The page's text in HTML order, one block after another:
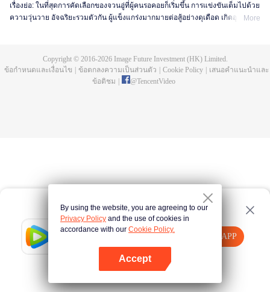
Tencent Video
เปิด APP
คลิกที่นี่ ลองใหม่อีกครั้ง
เรื่องย่อ: ในที่สุดการคัดเลือกของจวนอู่ที่ผู้คนรอคอยก็เริ่มขึ้น การแข่งขันเต็มไปด้วย
ความวุ่นวาย อัจฉริยะรวมตัวกัน ผู้แข็งแกร่งมากมายต่อสู้อย่างดุเดือด เกิดอุบัติเหตุ
การลอบสังหารที่ไม่อาจคาดเดานี้ได้อย่างไร
More
Copyright © 2016-2026Image Future Investment (HK) Limited.
ข้อกำหนดและเงื่อนไข
ข้อตกลงความเป็นส่วนตัว Cookie Policy
เสนอคำแนะนำและ
ข้อติชม
@TencentVideo
By using the website, you are agreeing to our
Privacy Policy and the use of cookies in
accordance with our Cookie Policy.
Accept